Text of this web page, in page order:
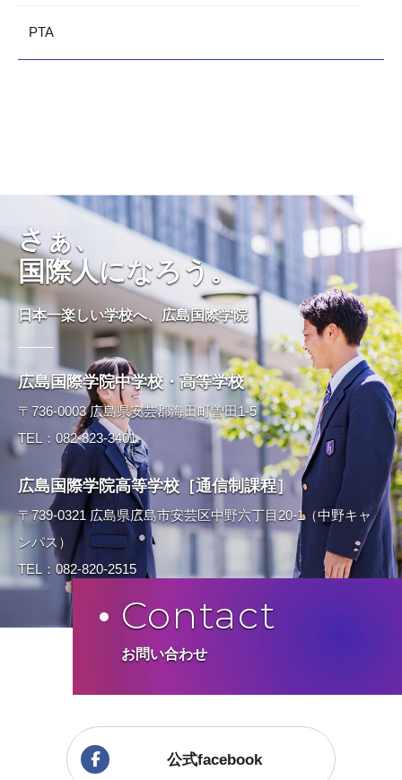
PTA
さぁ、
国際人になろう。
日本一楽しい学校へ、広島国際学院
広島国際学院中学校・高等学校
〒736-0003 広島県安芸郡海田町曽田1-5
TEL：082-823-3401
広島国際学院高等学校［通信制課程］
〒739-0321 広島県広島市安芸区中野六丁目20-1（中野キャ
ンパス）
TEL：082-820-2515
Contact
お問い合わせ
公式facebook